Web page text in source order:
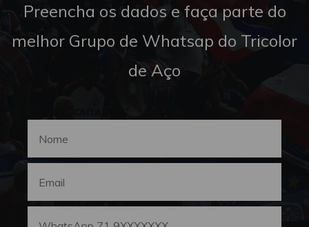
Preencha os dados e faça parte do
melhor Grupo de Whatsap do Tricolor
de Aço